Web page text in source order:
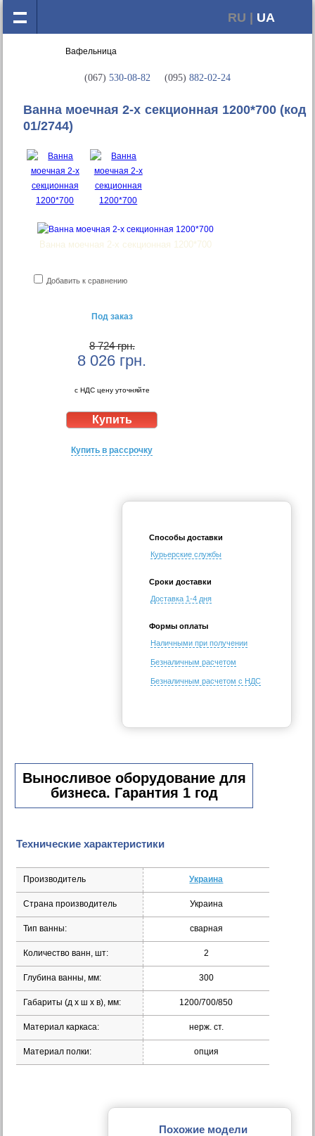
RU | UA
(067) 530-08-82 (095) 882-02-24
Ванна моечная 2-х секционная 1200*700(код
01/2744)
Ванна моечная 2-х секционная 1200*700
Добавить к сравнению
Под заказ
8 724 грн.
8 026 грн.
с НДС цену уточняйте
Купить в рассрочку
Способы доставки
Курьерские службы
Сроки доставки
Доставка 1-4 дня
Формы оплаты
Наличными при получении
Безналичным расчетом
Безналичным расчетом с НДС
Выносливое оборудование для
бизнеса. Гарантия 1 год
Технические характеристики
Производитель Украина
Страна производитель Украина
Тип ванны: сварная
Количество ванн, шт: 2
Глубина ванны, мм: 300
Габариты (д х ш х в), мм: 1200/700/850
Материал каркаса: нерж. ст.
Материал полки: опция
Похожие модели